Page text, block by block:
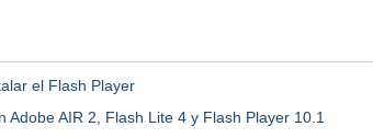
el Flash Player
Adobe AIR 2, Flash Lite 4 y Flash Player 10.1